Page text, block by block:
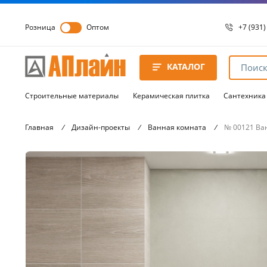
Розница Оптом +7
8 8172
8 8172
КАТАЛОГ
Строительные материалы Керамическая плитка Сантехника
Главная / Дизайн-проекты / Ванная комната / № 00121